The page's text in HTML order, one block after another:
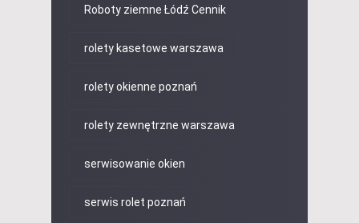
Roboty ziemne Łódź Cennik
rolety kasetowe warszawa
rolety okienne poznań
rolety zewnętrzne warszawa
serwisowanie okien
serwis rolet poznań